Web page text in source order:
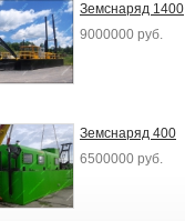
Земснаряд 1400
9000000 руб.
Земснаряд 400
6500000 руб.